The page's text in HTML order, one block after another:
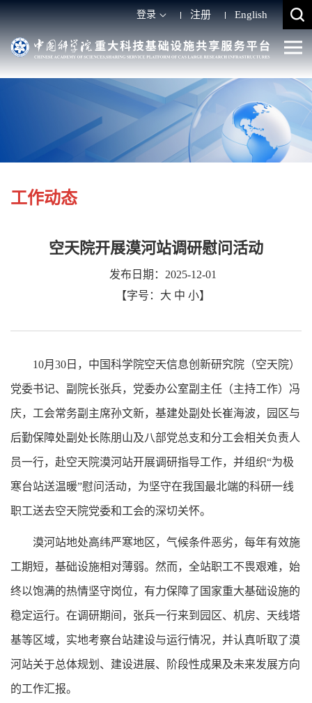
登录 注册 English
工作动态
空天院开展漠河站调研慰问活动
发布日期：2025-12-01
【字号： 大 中 小】
10月30日，中国科学院空天信息创新研究院（空天院）
党委书记、副院长张兵，党委办公室副主任（主持工作）冯
庆，工会常务副主席孙文新，基建处副处长崔海波，园区与
后勤保障处副处长陈朋山及八部党总支和分工会相关负责人
员一行，赴空天院漠河站开展调研指导工作，并组织“为极
寒台站送温暖”慰问活动，为坚守在我国最北端的科研一线
职工送去空天院党委和工会的深切关怀。
漠河站地处高纬严寒地区，气候条件恶劣，每年有效施
工期短，基础设施相对薄弱。然而，全站职工不畏艰难，始
终以饱满的热情坚守岗位，有力保障了国家重大基础设施的
稳定运行。在调研期间，张兵一行来到园区、机房、天线塔
基等区域，实地考察台站建设与运行情况，并认真听取了漠
河站关于总体规划、建设进展、阶段性成果及未来发展方向
的工作汇报。